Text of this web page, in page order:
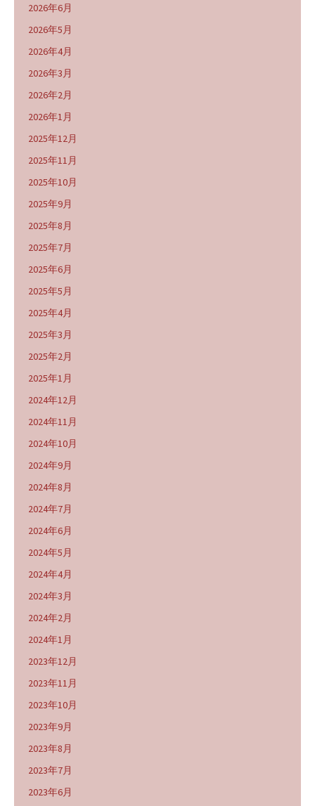
2026年6月
2026年5月
2026年4月
2026年3月
2026年2月
2026年1月
2025年12月
2025年11月
2025年10月
2025年9月
2025年8月
2025年7月
2025年6月
2025年5月
2025年4月
2025年3月
2025年2月
2025年1月
2024年12月
2024年11月
2024年10月
2024年9月
2024年8月
2024年7月
2024年6月
2024年5月
2024年4月
2024年3月
2024年2月
2024年1月
2023年12月
2023年11月
2023年10月
2023年9月
2023年8月
2023年7月
2023年6月